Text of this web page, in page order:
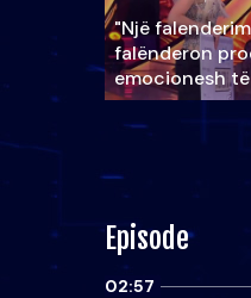
"Një
falënderon
emocionesh
Episode
02:57